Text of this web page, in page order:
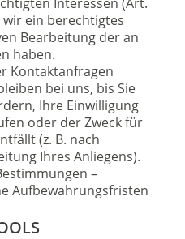
wir ein berechtigtes
Bearbeitung der an
haben.
Kontaktanfragen
bei uns, bis Sie
Ihre Einwilligung
oder der Zweck für
(z. B. nach
Ihres Anliegens).
–
Aufbewahrungsfristen